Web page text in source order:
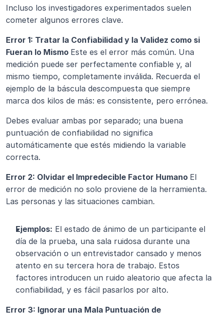
Incluso los investigadores experimentados suelen
cometer algunos errores clave.
Error 1: Tratar la Confiabilidad y la Validez como si
Fueran lo Mismo Este es el error más común. Una
medición puede ser perfectamente confiable y, al
mismo tiempo, completamente inválida. Recuerda el
ejemplo de la báscula descompuesta que siempre
marca dos kilos de más: es consistente, pero errónea.
Debes evaluar ambas por separado; una buena
puntuación de confiabilidad no significa
automáticamente que estés midiendo la variable
correcta.
Error 2: Olvidar el Impredecible Factor Humano El
error de medición no solo proviene de la herramienta.
Las personas y las situaciones cambian.
Ejemplos: El estado de ánimo de un participante el
día de la prueba, una sala ruidosa durante una
observación o un entrevistador cansado y menos
atento en su tercera hora de trabajo. Estos
factores introducen un ruido aleatorio que afecta la
confiabilidad, y es fácil pasarlos por alto.
Error 3: Ignorar una Mala Puntuación de